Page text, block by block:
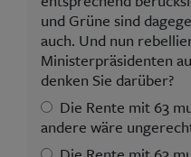
und Grüne sind
auch. Und nun
Ministerpräsidenten
denken Sie darüber?
Die Rente mit 63
andere wäre